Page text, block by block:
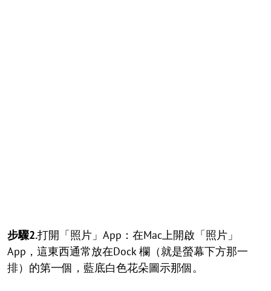
步驟2.打開「照片」App：在Mac上開啟「照片」
App，這東西通常放在Dock 欄（就是螢幕下方那一
排）的第一個，藍底白色花朵圖示那個。